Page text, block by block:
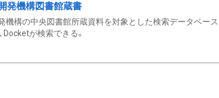
発機構図書館蔵書
機構の中央図書館所蔵資料を対象とした検索データベー
Docketが検索できる。